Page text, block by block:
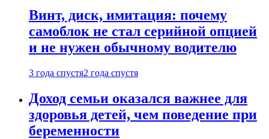
Винт, диск, имитация: почему
самоблок не стал серийной опцией
и не нужен обычному водителю
3 года спустя2 года спустя
Доход семьи оказался важнее для
здоровья детей, чем поведение при
беременности